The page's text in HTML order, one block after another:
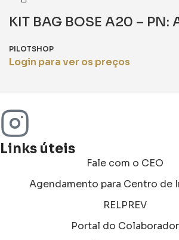
KIT BAG BOSE A20 –
PILOTSHOP
Login para ver os preços
Links úteis
Fale com o CEO
Agendamento para Centro de
RELPREV
Portal do Colaborador